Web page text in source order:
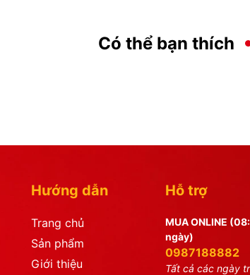
Có thể bạn thích
Hướng dẫn
Trang chủ
Sản phẩm
Giới thiệu
Hỗ trợ
MUA ONLINE
ngày)
0987188882
Tất cả các ngày